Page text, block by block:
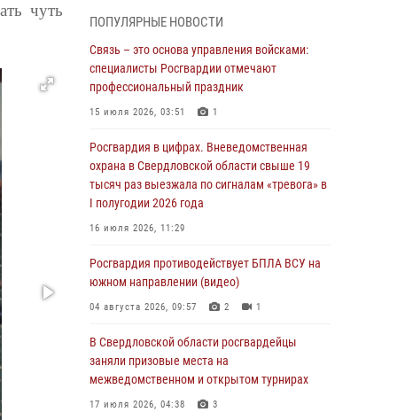
чуть
учебному году
05 августа 2026, 05:44 10
Росгвардия противодействует БПЛА ВСУ на
южном направлении (видео)
Росгвардия приняла участие в обеспечении
безопасности Дня города в Екатеринбурге
03 августа 2026, 07:43
межведомственном антитеррористическом
учении в Свердловской области
31 июля 2026, 12:27 1
Росгвардия обеспечивает безопасность
граждан на южном направлении
31 июля 2026, 06:56 1
ПОПУЛЯРНЫЕ НОВОСТИ
Связь – это основа управления войсками:
специалисты Росгвардии отмечают
профессиональный праздник
15 июля 2026, 03:51 1
Росгвардия в цифрах. Вневедомственная
охрана в Свердловской области свыше 19
тысяч раз выезжала по сигналам «тревога» в
I полугодии 2026 года
16 июля 2026, 11:29
Росгвардия противодействует БПЛА ВСУ на
южном направлении (видео)
04 августа 2026, 09:57 2 1
В Свердловской области росгвардейцы
заняли призовые места на
межведомственном и открытом турнирах
17 июля 2026, 04:38 3